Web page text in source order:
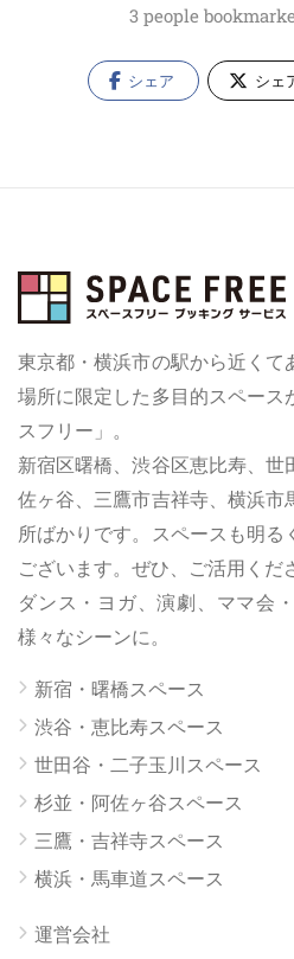
3 people
シェア シェ
東京都・横浜市の駅から近くて
場所に限定した多目的スペース
スフリー」。
新宿区曙橋、渋谷区恵比寿、
佐ヶ谷、三鷹市吉祥寺、横浜市
所ばかりです。スペースも明る
ございます。ぜひ、ご活用くだ
ダンス・ヨガ、演劇、ママ会
様々なシーンに。
新宿・曙橋スペース
渋谷・恵比寿スペース
世田谷・二子玉川スペース
杉並・阿佐ヶ谷スペース
三鷹・吉祥寺スペース
横浜・馬車道スペース
運営会社